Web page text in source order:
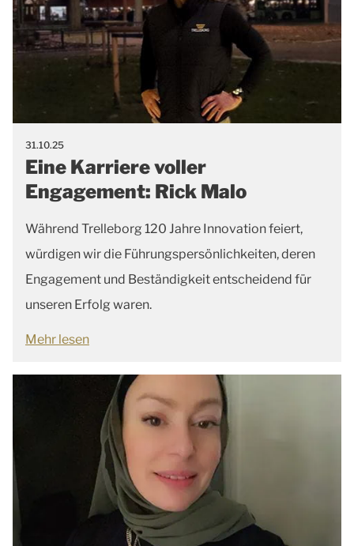
31.10.25
Eine Karriere voller
Engagement: Rick Malo
Während Trelleborg 120 Jahre Innovation feiert,
würdigen wir die Führungspersönlichkeiten, deren
Engagement und Beständigkeit entscheidend für
unseren Erfolg waren.
Mehr lesen